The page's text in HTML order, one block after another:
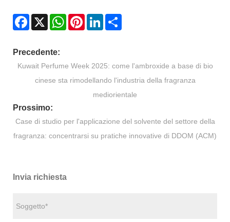
Facebook
X WhatsAppPinterestLinkedIn
Precedente:
Kuwait Perfume Week 2025: come l'ambroxide a base di bio
cinese sta rimodellando l'industria della fragranza
mediorientale
Prossimo:
Case di studio per l'applicazione del solvente del settore della
fragranza: concentrarsi su pratiche innovative di DDOM (ACM)
Invia richiesta